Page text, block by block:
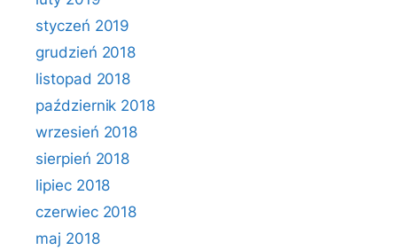
styczeń 2019
grudzień 2018
listopad 2018
październik 2018
wrzesień 2018
sierpień 2018
lipiec 2018
czerwiec 2018
maj 2018